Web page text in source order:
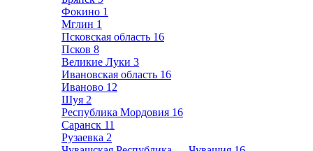
Фокино 1
Мглин 1
Псковская область 16
Псков 8
Великие Луки 3
Ивановская область 16
Иваново 12
Шуя 2
Республика Мордовия 16
Саранск 11
Рузаевка 2